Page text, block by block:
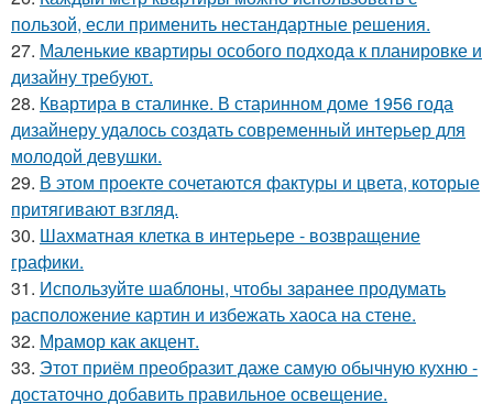
пользой, если применить нестандартные решения.
27. Маленькие квартиры особого подхода к планировке и
дизайну требуют.
28. Квартира в сталинке. В старинном доме 1956 года
дизайнеру удалось создать современный интерьер для
молодой девушки.
29. В этом проекте сочетаются фактуры и цвета, которые
притягивают взгляд.
30. Шахматная клетка в интерьере - возвращение
графики.
31. Используйте шаблоны, чтобы заранее продумать
расположение картин и избежать хаоса на стене.
32. Мрамор как акцент.
33. Этот приём преобразит даже самую обычную кухню -
достаточно добавить правильное освещение.